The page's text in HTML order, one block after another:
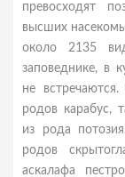
превосходят
высших
около 2135
заповеднике, в
не
родов карабус,
из рода
родов
аскалафа